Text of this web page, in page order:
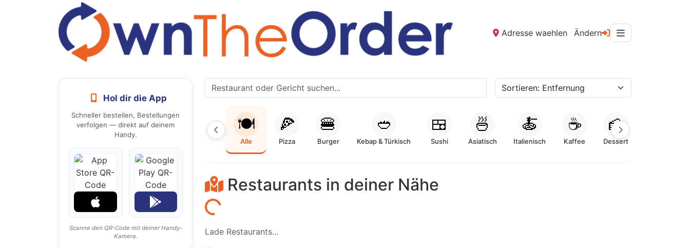
Adresse waehlen Ändern
Hol dir die App
Schneller bestellen, Bestellungen
verfolgen — direkt auf deinem
Handy.
Scanne den QR-Code mit deiner Handy-
Kamera.
🍽️
Alle
🍕
Pizza
🍔
Burger
🥙
Kebap & Türkisch
🍱
Sushi
🍜
Asiatisch
🍝
Italienisch
☕
Kaffee
🍰
Dessert
Restaurants in deiner Nähe
Laden...
Lade Restaurants...